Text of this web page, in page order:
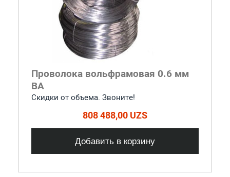
Проволока вольфрамовая 0.6 мм
ВА
Скидки от объема. Звоните!
808 488,00 UZS
Добавить в корзину